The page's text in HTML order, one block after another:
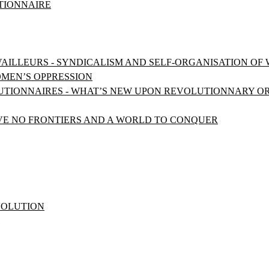
- SYNDICALISM AND SELF-ORGANISATION OF
OPPRESSION
- WHAT’S NEW UPON REVOLUTIONNARY
NO FRONTIERS AND A WORLD TO CONQUER